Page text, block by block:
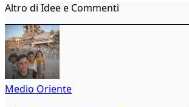
Altro di Idee e Commenti
Medio Oriente